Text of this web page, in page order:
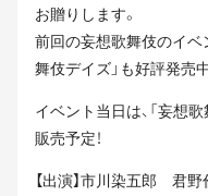
お贈りします。
前回の妄想歌舞伎のイベ
舞伎デイズ」も好評発売中
イベント当日は、「妄想
販売予定！
【出演】市川染五郎